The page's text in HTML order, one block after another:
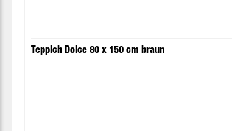
Teppich Dolce 80 x 150 cm braun